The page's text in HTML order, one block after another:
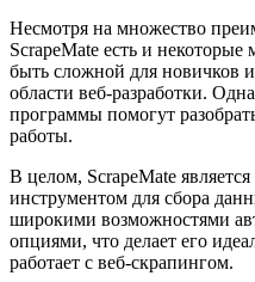
Несмотря на множество
ScrapeMate есть и
быть сложной для новичков
области веб-разработки.
программы помогут
работы.
В целом, ScrapeMate
инструментом для сбора
широкими возможностями
опциями, что делает его
работает с веб-скрапингом.